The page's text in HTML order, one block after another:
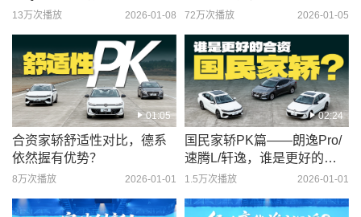
2026-01-08
13万次播放
神
2026-01-05
72万次播放
01:05
合资家轿舒适性对比，德系
依然握有优势？
2026-01-01
8万次播放
02:24
国民家轿PK篇——朗逸Pro/
速腾L/轩逸，谁是更好的合
资国民家轿?
2026-01-01
1.5万次播放